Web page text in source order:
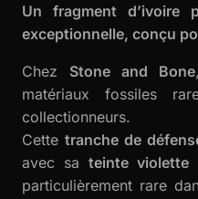
Un fragment d’ivoire
exceptionnelle, conçu
Chez Stone and Bone
matériaux fossiles
collectionneurs.
Cette tranche de
avec sateinte violette
particulièrement rare